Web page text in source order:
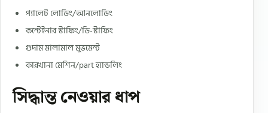
প্যালেট লোডিং/আনলোডিং
কন্টেইনার স্টাফিং/ডি-স্টাফিং
গুদাম মালামাল মুভমেন্ট
কারখানা মেশিন/part হ্যান্ডলিং
সিদ্ধান্ত নেওয়ার ধাপ